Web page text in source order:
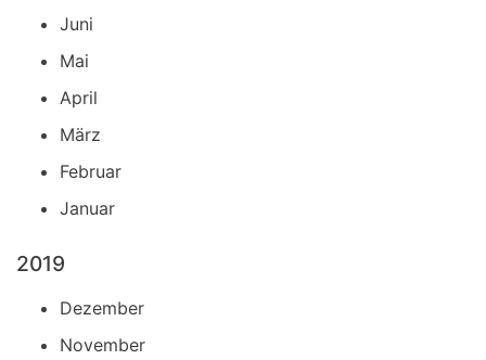
Juni
Mai
April
März
Februar
Januar
2019
Dezember
November